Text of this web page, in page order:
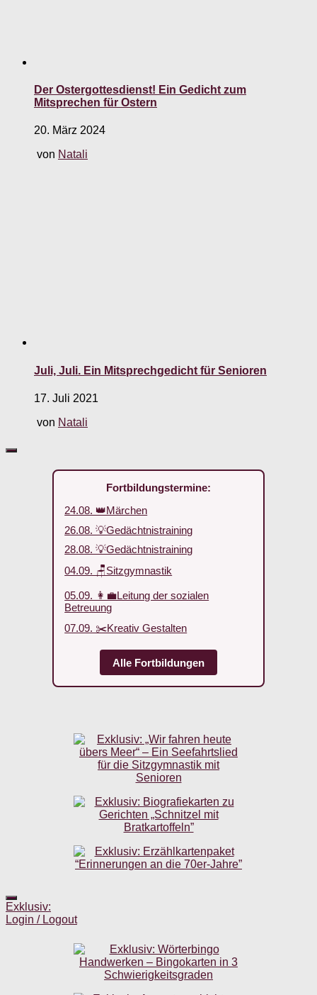
Der Ostergottesdienst! Ein Gedicht zum
Mitsprechen für Ostern
20. März 2024
von Natali
Juli, Juli. Ein Mitsprechgedicht für Senioren
17. Juli 2021
von Natali
Fortbildungstermine:
24.08. 👑Märchen
26.08. 💡Gedächtnistraining
28.08. 💡Gedächtnistraining
04.09. 🪑Sitzgymnastik
05.09. 👩‍💼Leitung der sozialen
Betreuung
07.09. ✂️Kreativ Gestalten
Alle Fortbildungen
Exklusiv:
Login / Logout